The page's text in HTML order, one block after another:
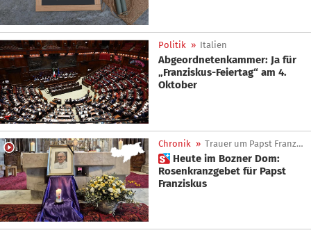
Politik » Italien
Abgeordnetenkammer: Ja für
„Franziskus-Feiertag“ am 4.
Oktober
Chronik » Trauer um Papst Franziskus
 Heute im Bozner Dom:
Rosenkranzgebet für Papst
Franziskus